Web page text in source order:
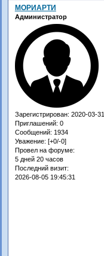
МОРИАРТИ
Администратор
Зарегистрирован: 2020-03-31
Приглашений: 0
Сообщений: 1934
Уважение: [+0/-0]
Провел на форуме:
5 дней 20 часов
Последний визит:
2026-08-05 19:45:31